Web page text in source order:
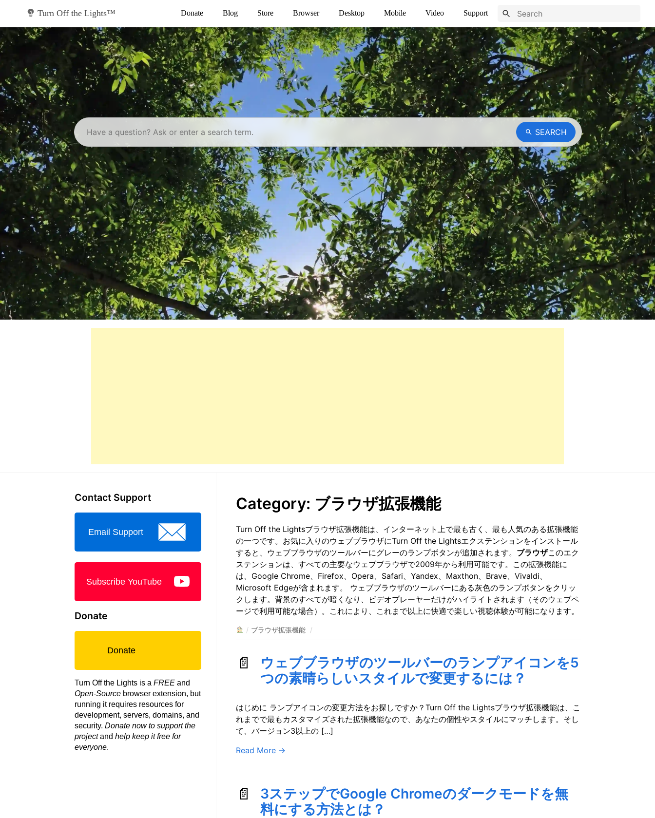
Turn Off the Lights™ Donate Blog Store Browser Desktop Mobile Video Support
SEARCH
Category: ブラウザ拡張機能
Turn Off the Lightsブラウザ拡張機能は、インターネット上で最も古く、最も人気のある拡張機能
の一つです。お気に入りのウェブブラウザにTurn Off the Lightsエクステンションをインストール
すると、ウェブブラウザのツールバーにグレーのランプボタンが追加されます。 ブラウザこのエク
ステンションは、すべての主要なウェブブラウザで2009年から利用可能です。この拡張機能に
は、Google Chrome、Firefox、Opera、Safari、Yandex、Maxthon、Brave、Vivaldi、
Microsoft Edgeが含まれます。 ウェブブラウザのツールバーにある灰色のランプボタンをクリッ
クします。背景のすべてが暗くなり、ビデオプレーヤーだけがハイライトされます（そのウェブペ
ージで利用可能な場合）。これにより、これまで以上に快適で楽しい視聴体験が可能になります。
/ ブラウザ拡張機能 /
ウェブブラウザのツールバーのランプアイコンを5
つの素晴らしいスタイルで変更するには？
はじめに ランプアイコンの変更方法をお探しですか？Turn Off the Lightsブラウザ拡張機能は、こ
れまでで最もカスタマイズされた拡張機能なので、あなたの個性やスタイルにマッチします。そし
て、バージョン3以上の […]
Read More →
3ステップでGoogle Chromeのダークモードを無
料にする方法とは？
Contact Support
Email Support
Subscribe YouTube
Donate
Donate
Turn Off the Lights is a FREE and
Open-Source browser extension, but
running it requires resources for
development, servers, domains, and
security. Donate now to support the
projectand help keep it free for
everyone.